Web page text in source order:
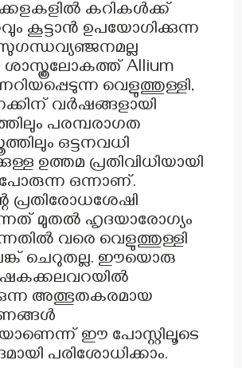
കറികൾക്ക്
കൂട്ടാൻ ഉപയോഗിക്കുന്ന
ശാസ്ത്രലോകത്ത് Allium
വെളുത്തുള്ളി,
വർഷങ്ങളായി
പരമ്പരാഗത
ഒട്ടനവധി
ഉത്തമ പ്രതിവിധിയായി
ഒന്നാണ്.
പ്രതിരോധശേഷി
മുതൽ ഹൃദയാരോഗ്യം
വരെ വെളുത്തുള്ളി
ചെറുതല്ല. ഈയൊരു
അത്ഭുതകരമായ
ഈ പോസ്റ്റിലൂടെ
പരിശോധിക്കാം.